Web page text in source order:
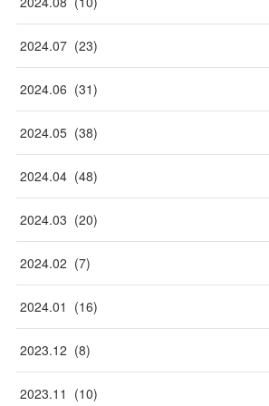
2024.07 (23)
2024.06 (31)
2024.05 (38)
2024.04 (48)
2024.03 (20)
2024.02 (7)
2024.01 (16)
2023.12 (8)
2023.11 (10)